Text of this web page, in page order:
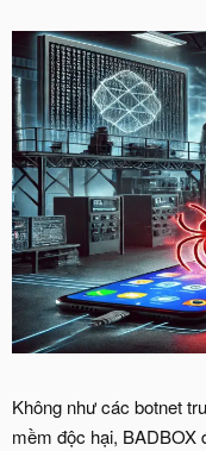
Không như các botnet
mềm độc hại, BADBOX